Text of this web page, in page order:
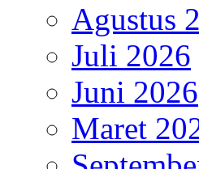
Agustus
Juli 2026
Juni 2026
Maret